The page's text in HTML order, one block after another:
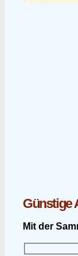
Günstige
Mit der